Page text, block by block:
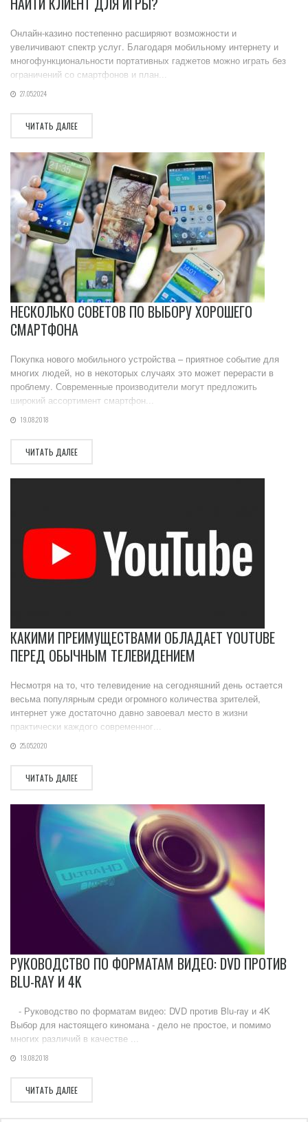
Онлайн-казино постепенно расширяют возможности и
увеличивают спектр услуг. Благодаря мобильному интернету и
многофункциональности портативных гаджетов можно играть без
ограничений со смартфонов и план...
27.05.2024
ЧИТАТЬ ДАЛЕЕ
НЕСКОЛЬКО СОВЕТОВ ПО ВЫБОРУ ХОРОШЕГО
СМАРТФОНА
Покупка нового мобильного устройства – приятное событие для
многих людей, но в некоторых случаях это может перерасти в
проблему. Современные производители могут предложить
широкий ассортимент смартфон...
19.08.2018
ЧИТАТЬ ДАЛЕЕ
КАКИМИ ПРЕИМУЩЕСТВАМИ ОБЛАДАЕТ YOUTUBE
ПЕРЕД ОБЫЧНЫМ ТЕЛЕВИДЕНИЕМ
Несмотря на то, что телевидение на сегодняшний день остается
весьма популярным среди огромного количества зрителей,
интернет уже достаточно давно завоевал место в жизни
практически каждого современног...
25.05.2020
ЧИТАТЬ ДАЛЕЕ
РУКОВОДСТВО ПО ФОРМАТАМ ВИДЕО: DVD ПРОТИВ
BLU-RAY И 4K
- Руководство по форматам видео: DVD против Blu-ray и 4K
Выбор для настоящего киномана - дело не простое, и помимо
многих различий в качестве ...
19.08.2018
ЧИТАТЬ ДАЛЕЕ